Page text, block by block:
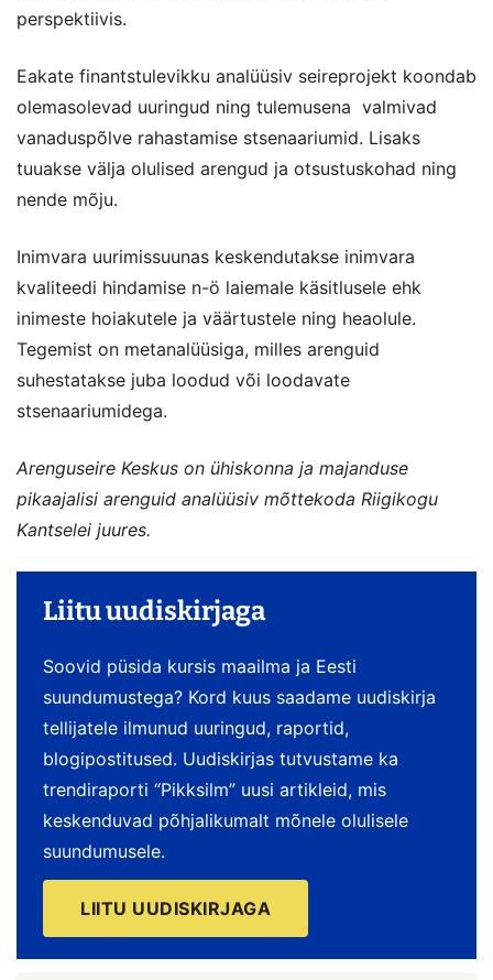
perspektiivis.
Eakate finantstulevikku analüüsiv seireprojekt koondab
olemasolevad uuringud ning tulemusena valmivad
vanaduspõlve rahastamise stsenaariumid. Lisaks
tuuakse välja olulised arengud ja otsustuskohad ning
nende mõju.
Inimvara uurimissuunas keskendutakse inimvara
kvaliteedi hindamise n-ö laiemale käsitlusele ehk
inimeste hoiakutele ja väärtustele ning heaolule.
Tegemist on metanalüüsiga, milles arenguid
suhestatakse juba loodud või loodavate
stsenaariumidega.
Arenguseire Keskus on ühiskonna ja majanduse
pikaajalisi arenguid analüüsiv mõttekoda Riigikogu
Kantselei juures.
Liitu uudiskirjaga
Soovid püsida kursis maailma ja Eesti
suundumustega? Kord kuus saadame uudiskirja
tellijatele ilmunud uuringud, raportid,
blogipostitused. Uudiskirjas tutvustame ka
trendiraporti “Pikksilm” uusi artikleid, mis
keskenduvad põhjalikumalt mõnele olulisele
suundumusele.
LIITU UUDISKIRJAGA